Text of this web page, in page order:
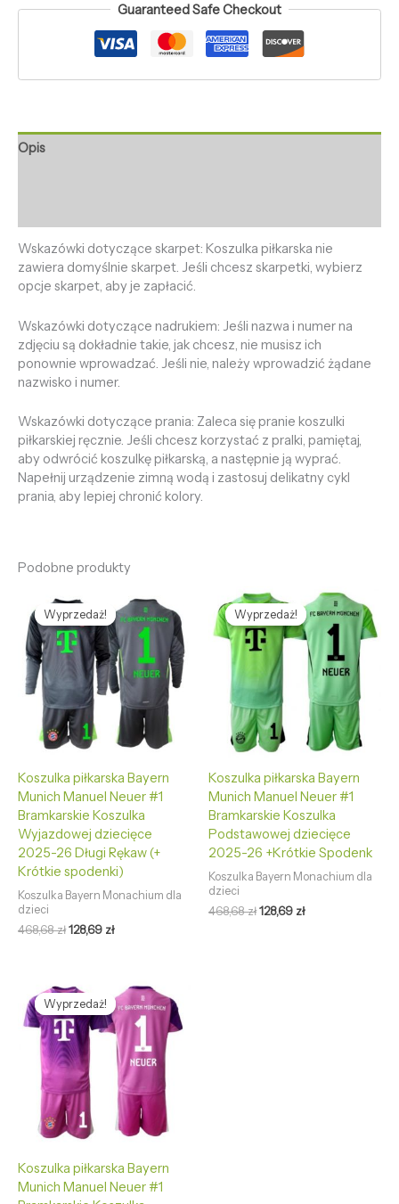
Guaranteed Safe Checkout
Opis
Wskazówki dotyczące skarpet: Koszulka piłkarska nie
zawiera domyślnie skarpet. Jeśli chcesz skarpetki, wybierz
opcje skarpet, aby je zapłacić.
Wskazówki dotyczące nadrukiem: Jeśli nazwa i numer na
zdjęciu są dokładnie takie, jak chcesz, nie musisz ich
ponownie wprowadzać. Jeśli nie, należy wprowadzić żądane
nazwisko i numer.
Wskazówki dotyczące prania: Zaleca się pranie koszulki
piłkarskiej ręcznie. Jeśli chcesz korzystać z pralki, pamiętaj,
aby odwrócić koszulkę piłkarską, a następnie ją wyprać.
Napełnij urządzenie zimną wodą i zastosuj delikatny cykl
prania, aby lepiej chronić kolory.
Podobne produkty
Wyprzedaż!
Wyprzedaż!
Koszulka piłkarska Bayern
Munich Manuel Neuer #1
Bramkarskie Koszulka
Wyjazdowej dziecięce
2025-26 Długi Rękaw (+
Krótkie spodenki)
Koszulka Bayern Monachium dla
dzieci
468,68zł
cena
wynosiła:
468,68 zł.
128,69 zł
cena
wynosi:
128,69 zł.
Wyprzedaż!
Wyprzedaż!
Koszulka piłkarska Bayern
Munich Manuel Neuer #1
Bramkarskie Koszulka
Podstawowej dziecięce
2025-26 +Krótkie Spodenk
Koszulka Bayern Monachium dla
dzieci
468,68zł
Pierwotna
cena
wynosiła:
468,68 zł.
128,69 zł
Aktualna
cena
wynosi:
128,69 zł.
Wyprzedaż!
Wyprzedaż!
Koszulka piłkarska Bayern
Munich Manuel Neuer #1
cena
wynosiła:
468,68 zł.
cena
wynosi:
128,69 zł.